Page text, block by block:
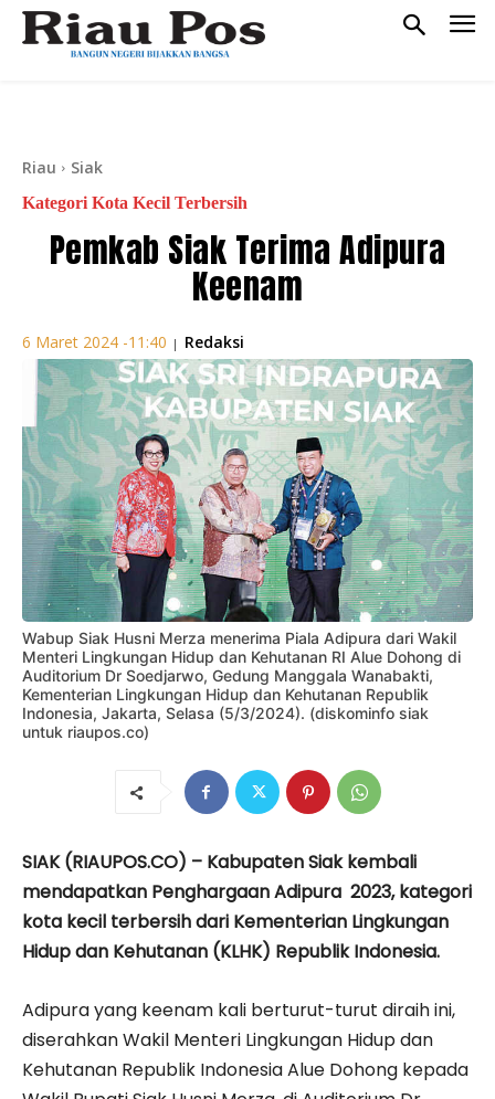
Riau Siak
Kategori Kota Kecil Terbersih
Pemkab Siak Terima Adipura
Keenam
6 Maret 2024 -11:40 | Redaksi
Wabup Siak Husni Merza menerima Piala Adipura dari Wakil
Menteri Lingkungan Hidup dan Kehutanan RI Alue Dohong di
Auditorium Dr Soedjarwo, Gedung Manggala Wanabakti,
Kementerian Lingkungan Hidup dan Kehutanan Republik
Indonesia, Jakarta, Selasa (5/3/2024). (diskominfo siak
untuk riaupos.co)
SIAK (RIAUPOS.CO) – Kabupaten Siak kembali
mendapatkan Penghargaan Adipura 2023, kategori
kota kecil terbersih dari Kementerian Lingkungan
Hidup dan Kehutanan (KLHK) Republik Indonesia.
Adipura yang keenam kali berturut-turut diraih ini,
diserahkan Wakil Menteri Lingkungan Hidup dan
Kehutanan Republik Indonesia Alue Dohong kepada